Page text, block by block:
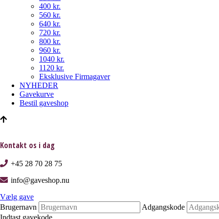
400 kr.
560 kr.
640 kr.
720 kr.
800 kr.
960 kr.
1040 kr.
1120 kr.
Eksklusive Firmagaver
NYHEDER
Gavekurve
Bestil gaveshop
Kontakt os i dag
+45 28 70 28 75
info@gaveshop.nu
Vælg gave
Brugernavn
Adgangskode